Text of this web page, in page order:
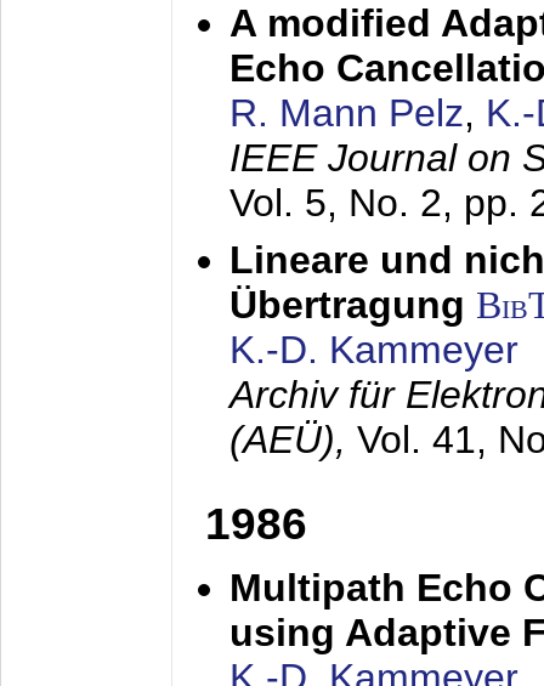
A modified
Echo
R. Mann Pelz,
IEEE Journal on
Vol. 5, No. 2, pp.
Lineare und
Übertragung
K.-D. Kammeyer
Archiv für
(AEÜ), Vol. 41,
1986
Multipath Echo
using Adaptive